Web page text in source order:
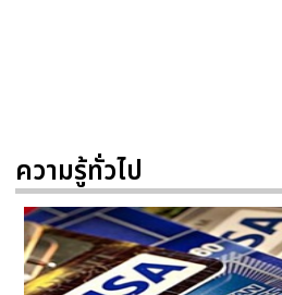
ความรู้ทั่วไป